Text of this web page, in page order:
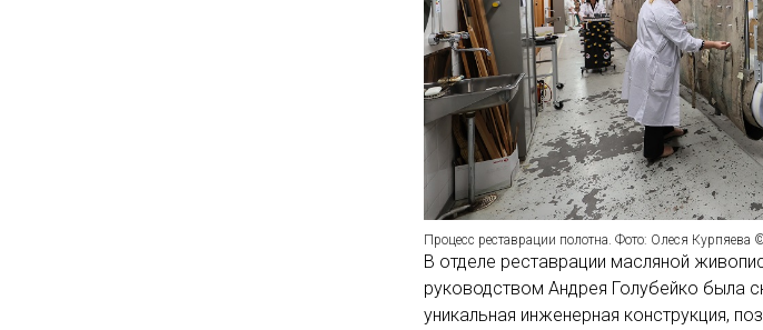
Процесс реставрации полотна. Фото: Олеся Курпяева
В отделе реставрации масляной
руководством Андрея Голубейко была
уникальная инженерная конструкция,